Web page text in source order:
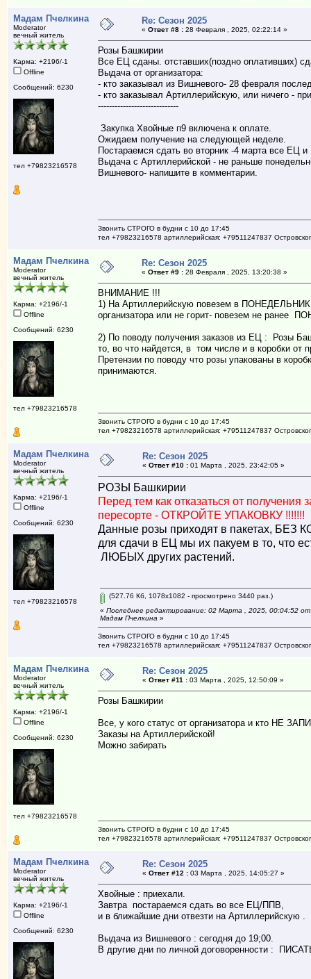
Мадам Пчелкина
Moderator
вечный житель
Карма: +2196/-1
Offline
Сообщений: 6230
тел +79823216578
Re: Сезон 2025
« Ответ #8 :28 Февраля , 2025, 02:22:14 »
Розы Башкирии
Все ЕЦ сданы. отставших(поздно оплативших)
Выдача от организатора:
- кто заказывал из Вишневого- 28 февраля
- кто заказывал Артиллерийскую, или ничего -
-----------------------------
Закупка Хвойные п9 включена к оплате.
Ожидаем получение на следующей неделе.
Постараемся сдать во вторник -4 марта все ЕЦ
Выдача с Артиллерийской - не раньше
Вишневого- напишите в комментарии.
Звонить СТРОГО в будни с 10 до 17:45
тел +79823216578 артиллерийская: +79511247837
Мадам Пчелкина
Moderator
вечный житель
Карма: +2196/-1
Offline
Сообщений: 6230
тел +79823216578
Re: Сезон 2025
« Ответ #9 :28 Февраля , 2025, 13:20:38 »
ВНИМАНИЕ !!!
1) На Артиллерийскую повезем в ПОНЕДЕЛЬНИК,
организатора или не горит- повезем не ранее
2) По поводу получения заказов из ЕЦ : Розы
то, во что найдется, в том числе и в коробки от
Претензии по поводу что розы упакованы в
принимаются.
Звонить СТРОГО в будни с 10 до 17:45
тел +79823216578 артиллерийская: +79511247837
Мадам Пчелкина
Moderator
вечный житель
Карма: +2196/-1
Offline
Сообщений: 6230
тел +79823216578
Re: Сезон 2025
« Ответ #10 :01 Марта , 2025, 23:42:05 »
РОЗЫ Башкирии
Перед тем как отказаться от получения
пересорте - ОТКРОЙТЕ УПАКОВКУ !!!!!!!
Данные розы приходят в пакетах, БЕЗ
для сдачи в ЕЦ мы их пакуем в то, что
ЛЮБЫХ других растений.
(527.76 Кб, 1078x1082 - просмотрено 3440 раз.)
« Последнее редактирование: 02 Марта , 2025, 00:04:52 от
Мадам Пчелкина »
Звонить СТРОГО в будни с 10 до 17:45
тел +79823216578 артиллерийская: +79511247837
Мадам Пчелкина
Moderator
вечный житель
Карма: +2196/-1
Offline
Сообщений: 6230
тел +79823216578
Re: Сезон 2025
« Ответ #11 :03 Марта , 2025, 12:50:09 »
Розы Башкирии
Все, у кого статус от организатора и кто НЕ
Заказы на Артиллерийской!
Можно забирать
Звонить СТРОГО в будни с 10 до 17:45
тел +79823216578 артиллерийская: +79511247837
Мадам Пчелкина
Moderator
вечный житель
Карма: +2196/-1
Offline
Сообщений: 6230
Re: Сезон 2025
« Ответ #12 :03 Марта , 2025, 14:05:27 »
Хвойные : приехали.
Завтра постараемся сдать во все ЕЦ/ППВ,
и в ближайшие дни отвезти на Артиллерийскую .
Выдача из Вишневого : сегодня до 19;00.
В другие дни по личной договоренности :